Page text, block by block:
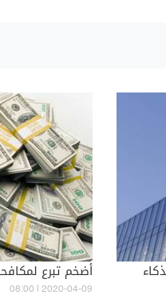
بالذكاء
أضخم تبرع
08:00 | 2020-04-09